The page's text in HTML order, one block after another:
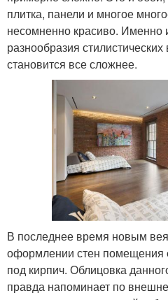
плитка, панели и многое
несомненно красиво. Именно
разнообразия
становится все сложнее.
В последнее время новым
оформлении стен помещения
под кирпич. Облицовка
правда напоминает по